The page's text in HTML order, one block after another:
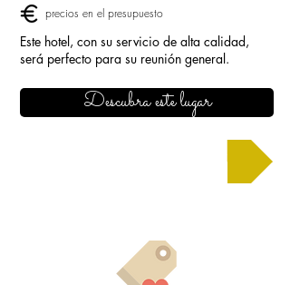
precios en el presupuesto
Este hotel, con su servicio de alta calidad,
será perfecto para su reunión general.
Descubra este lugar